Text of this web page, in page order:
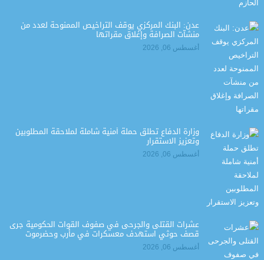
عدن: البنك المركزي يوقف التراخيص الممنوحة لعدد من
منشآت الصرافة وإغلاق مقراتها
أغسطس 06, 2026
وزارة الدفاع تطلق حملة أمنية شاملة لملاحقة المطلوبين
وتعزيز الاستقرار
أغسطس 06, 2026
عشرات القتلى والجرحى في صفوف القوات الحكومية جرى
قصف حوثي استهدف معسكرات في مأرب وحضرموت
أغسطس 06, 2026